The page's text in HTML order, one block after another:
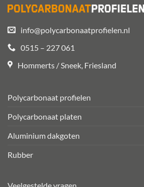
info@polycarbonaatprofielen.nl
0515 – 227 061
Hommerts / Sneek, Friesland
Polycarbonaat profielen
Polycarbonaat platen
Aluminium dakgoten
Rubber